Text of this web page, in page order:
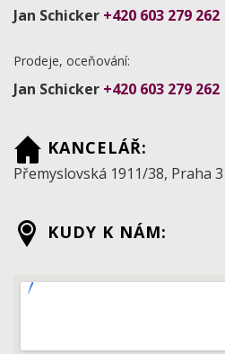
Jan Schicker +420 603 279 262
Prodeje, oceňování:
Jan Schicker +420 603 279 262
KANCELÁŘ:
Přemyslovská 1911/38, Praha
KUDY K NÁM: